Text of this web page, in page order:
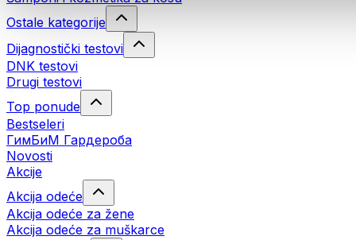
Ostale kategorije
Dijagnostički testovi
DNK testovi
Drugi testovi
Top ponude
Bestseleri
ГимБиМ Гардeробa
Novosti
Akcije
Akcija odeće
Akcija odeće za žene
Akcija odeće za muškarce